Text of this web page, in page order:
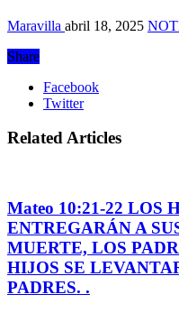
Maravilla abril 18, 2025
Share
Facebook
Twitter
Related Articles
Mateo 10:21-22 LOS
ENTREGARÁN A
MUERTE, LOS
HIJOS SE
PADRES. .